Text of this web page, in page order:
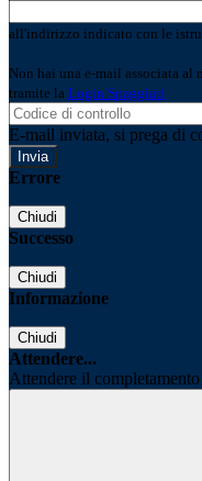
all'indirizzo indicato con le
Non hai una e-mail associata al
tramite la Login Spaggiari
E-mail inviata, si prega di
Errore
Chiudi
Successo
Chiudi
Informazione
Chiudi
Attendere...
Attendere il